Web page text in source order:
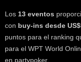
Los 13 eventos
con buy-ins desde
puntos para el ranking
para el WPT World
en partypoker.